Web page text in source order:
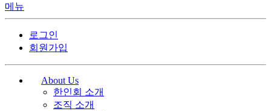
메뉴
로그인
회원가입
About Us
한인회 소개
조직 소개